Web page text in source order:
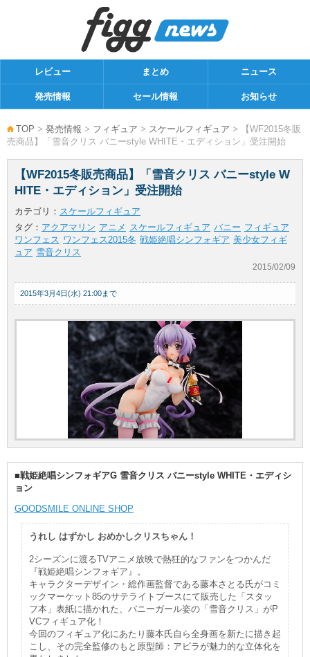
レビュー まとめ ニュース
発売情報 セール情報 お知らせ
TOP > 発売情報 > フィギュア > スケールフィギュア > 【WF2015冬販
売商品】「雪音クリス バニーstyle WHITE・エディション」受注開始
【WF2015冬販売商品】「雪音クリス バニーstyle W
HITE・エディション」受注開始
カテゴリ： スケールフィギュア
タグ： アクアマリン アニメ スケールフィギュア バニー フィギュア
ワンフェス ワンフェス2015冬 戦姫絶唱シンフォギア 美少女フィギ
ュア 雪音クリス
2015/02/09
2015年3月4日(水) 21:00まで
■戦姫絶唱シンフォギアG 雪音クリス バニーstyle WHITE・エディシ
ョン
GOODSMILE ONLINE SHOP
うれし はずかし おめかしクリスちゃん！
2シーズンに渡るTVアニメ放映で熱狂的なファンをつかんだ
『戦姫絶唱シンフォギア』。
キャラクターデザイン・総作画監督である藤本さとる氏がコミ
ックマーケット85のサテライトブースにて販売した「スタッ
フ本」表紙に描かれた、バニーガール姿の「雪音クリス」がP
VCフィギュア化！
今回のフィギュア化にあたり藤本氏自ら全身画を新たに描き起
こし、その完全監修のもと原型師：アビラが魅力的な立体化を